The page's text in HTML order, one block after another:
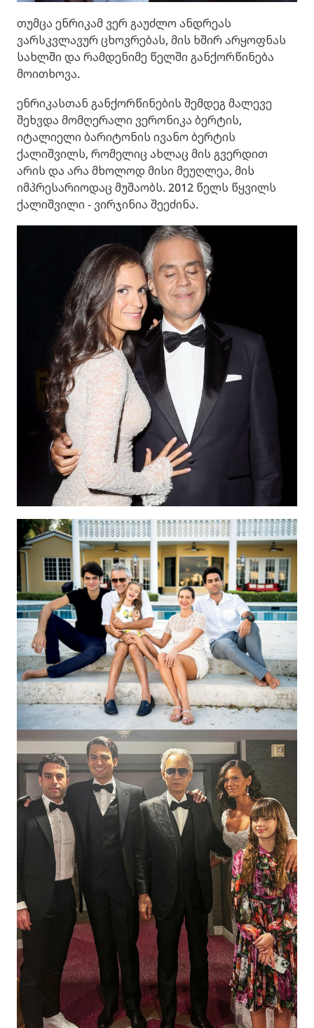
თუმცა ენრიკამ ვერ გაუძლო ანდრეას
ვარსკვლავურ ცხოვრებას, მის ხშირ არყოფნას
სახლში და რამდენიმე წელში განქორწინება
მოითხოვა.
ენრიკასთან განქორწინების შემდეგ მალევე
შეხვდა მომღერალი ვერონიკა ბერტის,
იტალიელი ბარიტონის ივანო ბერტის
ქალიშვილს, რომელიც ახლაც მის გვერდით
არის და არა მხოლოდ მისი მეუღლეა, მის
იმპრესარიოდაც მუშაობს. 2012 წელს წყვილს
ქალიშვილი - ვირჯინია შეეძინა.